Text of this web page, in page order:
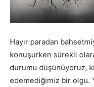
Hayır paradan
konuşurken sürekli
durumu düşünüyoruz,
edemediğimiz bir olgu.